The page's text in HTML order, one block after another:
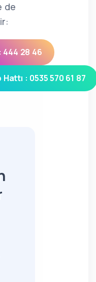
de
28 46
: 0535 570 61 87